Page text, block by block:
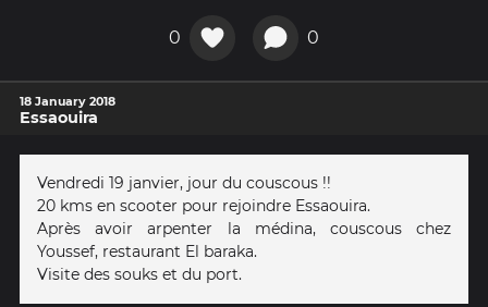
0 0
18 January 2018
Essaouira
Vendredi 19 janvier, jour du couscous !!
20 kms en scooter pour rejoindre Essaouira.
Après avoir arpenter la médina, couscous chez
Youssef, restaurant El baraka.
Visite des souks et du port.